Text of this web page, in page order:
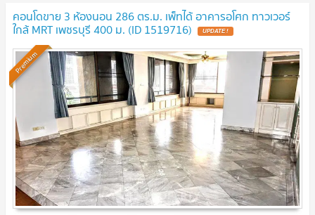
คอนโดขาย 3 ห้องนอน 286 ตร.ม. เพ็ทได้ อาคารอโศก ทาวเวอร์
ใกล้ MRT เพชรบุรี 400 ม. (ID 1519716)
Premium